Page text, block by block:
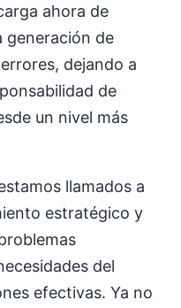
ahora de
generación de
dejando a
de
un nivel más
llamados a
estratégico y
del
efectivas. Ya no